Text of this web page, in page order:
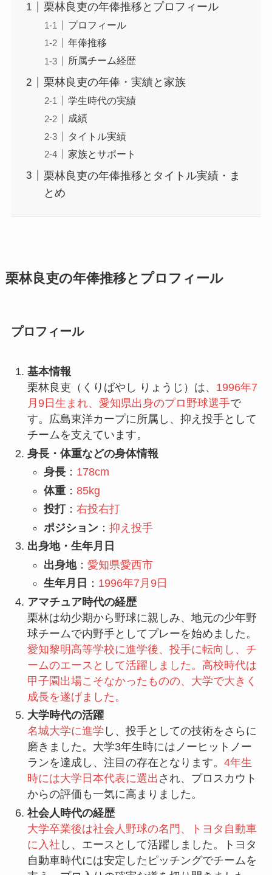
栗林良吏の年俸推移とプロフィール
プロフィール
年俸推移
所属チーム経歴
栗林良吏の年俸・実績と家族
学生時代の実績
成績
タイトル実績
家族とサポート
栗林良吏の年俸推移とタイトル実績・ま
とめ
栗林良吏の年俸推移とプロフィール
プロフィール
基本情報
栗林良吏（くりばやし りょうじ）は、 1996年7
月9日生まれ、愛知県出身のプロ野球選手で
す。広島東洋カープに所属し、抑え投手として
チームを支えています。
身長・体重などの身体情報
身長： 178cm
体重： 85kg
投打： 右投右打
ポジション： 抑え投手
出身地・生年月日
出身地： 愛知県愛西市
生年月日 ： 1996年7月9日
アマチュア時代の経歴
栗林は幼少期から野球に親しみ、地元の少年野
球チームで内野手としてプレーを始めました。
愛知黎明高等学校に進学後、投手に転向し、チ
ームのエースとして活躍しました。高校時代は
甲子園出場こそなかったものの、大学で大きく
成長を遂げました。
大学時代の活躍
名城大学に進学 し、投手としての技術をさらに
磨きました。大学3年生時にはノーヒットノー
ランを達成し、注目の存在となります。 4年生
時には大学日本代表に選出 され、プロスカウト
からの評価も一気に高まりました。
社会人時代の経歴
大学卒業後は社会人野球の名門、トヨタ自動車
に入社 し、エースとして活躍しました。トヨタ
自動車時代には安定したピッチングでチームを